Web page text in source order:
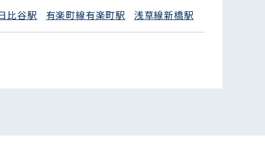
比谷駅 有楽町線有楽町駅 浅草線新橋駅